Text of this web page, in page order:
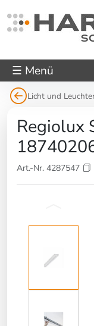
☰ Menü
Licht und
Regiolux
Art.-Nr. 4287547